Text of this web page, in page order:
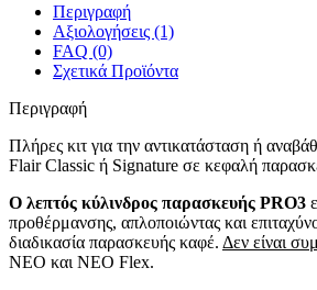
Περιγραφή
Αξιολογήσεις (1)
FAQ (0)
Σχετικά Προϊόντα
Περιγραφή
Πλήρες κιτ για την αντικατάσταση ή
Flair Classic ή Signature σε κεφαλή
Ο λεπτός κύλινδρος παρασκευής PRO3
προθέρμανσης, απλοποιώντας και
διαδικασία παρασκευής καφέ. Δεν είναι
NEO και NEO Flex.